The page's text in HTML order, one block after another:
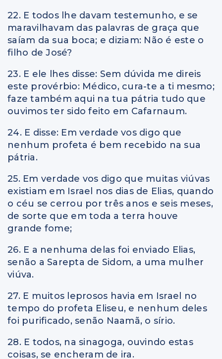
22. E todos lhe davam testemunho, e se
maravilhavam das palavras de graça que
saíam da sua boca; e diziam: Não é este o
filho de José?
23. E ele lhes disse: Sem dúvida me direis
este provérbio: Médico, cura-te a ti mesmo;
faze também aqui na tua pátria tudo que
ouvimos ter sido feito em Cafarnaum.
24. E disse: Em verdade vos digo que
nenhum profeta é bem recebido na sua
pátria.
25. Em verdade vos digo que muitas viúvas
existiam em Israel nos dias de Elias, quando
o céu se cerrou por três anos e seis meses,
de sorte que em toda a terra houve
grande fome;
26. E a nenhuma delas foi enviado Elias,
senão a Sarepta de Sidom, a uma mulher
viúva.
27. E muitos leprosos havia em Israel no
tempo do profeta Eliseu, e nenhum deles
foi purificado, senão Naamã, o sírio.
28. E todos, na sinagoga, ouvindo estas
coisas, se encheram de ira.